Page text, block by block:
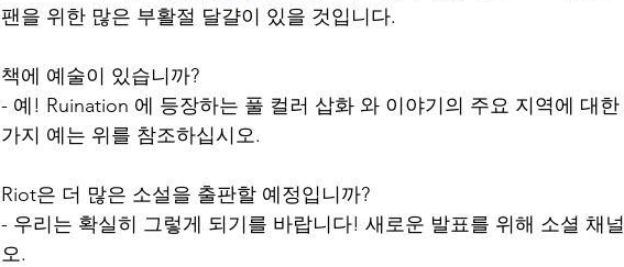
팬을 위한 많은 부활절 달걀이 있을 것입니다.
책에 예술이 있습니까?
- 예! Ruination 에 등장하는 풀 컬러 삽화 와 이야기의 주요 지역에 대
가지 예는 위를 참조하십시오.
Riot은 더 많은 소설을 출판할 예정입니까?
- 우리는 확실히 그렇게 되기를 바랍니다! 새로운 발표를 위해 소셜 채
오.